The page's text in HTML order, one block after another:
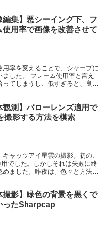
編集】悪シーイング下、フ
使用率で画像を改善させて
率を変えることで、シャープに
した。 フレーム使用率と言え
てしまうし、低すぎると、良い
観測】バローレンズ適用で
撮影する方法を模索
ャッツアイ星雲の撮影。初の、
でした。しかしそれは失敗に終
ました。昨夜は、色々と方法を
撮影】緑色の背景を黒くで
ったSharpcap